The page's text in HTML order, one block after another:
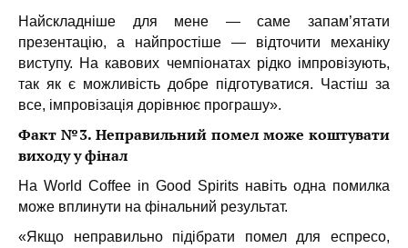
Найскладніше для мене — саме запам’ятати
презентацію, а найпростіше — відточити механіку
виступу. На кавових чемпіонатах рідко імпровізують,
так як є можливість добре підготуватися. Частіш за
все, імпровізація дорівнює програшу».
Факт №3. Неправильний помел може коштувати
виходу у фінал
На World Coffee in Good Spirits навіть одна помилка
може вплинути на фінальний результат.
«Якщо неправильно підібрати помел для еспресо,